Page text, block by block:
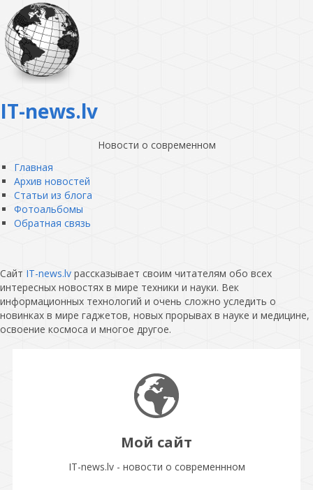
IT-news.lv
Новости о современном
Главная
Архив новостей
Статьи из блога
Фотоальбомы
Обратная связь
Сайт IT-news.lv рассказывает своим читателям обо всех
интересных новостях в мире техники и науки. Век
информационных технологий и очень сложно уследить о
новинках в мире гаджетов, новых прорывах в науке и медицине,
освоение космоса и многое другое.
Мой сайт
IT-news.lv - новости о современнном